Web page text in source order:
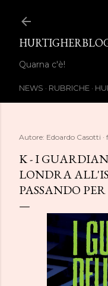
Quarna c'è!
NEWS RUBRICHE
Autore: Edoardo Casotti
K - I
LONDRA
PASSANDO